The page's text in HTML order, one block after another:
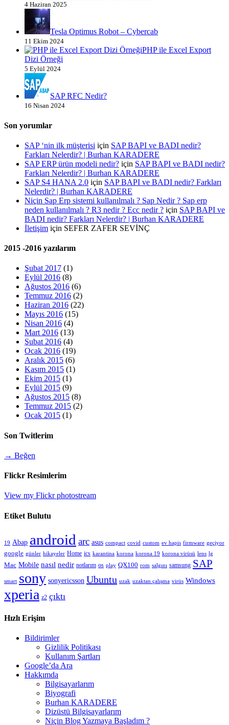
4 Haziran 2025
Tesla Optimus Robot – Cybercab
11 Ekim 2024
PHP ile Excel Export
Dizi Örneği
5 Eylül 2024
SAP RFC Nedir?
16 Nisan 2024
Son yorumlar
SAP ‘nin ilk müşterisi için SAP BAPI ve BADI nedir?
Farkları Nelerdir? | Burhan KARADERE
SAP ERP ürün modeli nedir? için SAP BAPI ve BADI nedir?
Farkları Nelerdir? | Burhan KARADERE
SAP S4 HANA 2.0 için SAP BAPI ve BADI nedir? Farkları
Nelerdir? | Burhan KARADERE
Niçin Sap Erp sistemi kullanılmalı ? Sap Nedir ? Sap erp
neden kullanılmalı ? R3 nedir ? Ecc nedir ? için SAP BAPI ve
BADI nedir? Farkları Nelerdir? | Burhan KARADERE
İletişim için SEFER ZAFER SEVİNÇ
2015 -2016 yazılarım
Şubat 2017 (1)
Eylül 2016 (8)
Ağustos 2016 (6)
Temmuz 2016 (2)
Haziran 2016 (22)
Mayıs 2016 (15)
Nisan 2016 (4)
Mart 2016 (13)
Şubat 2016 (4)
Ocak 2016 (19)
Aralık 2015 (6)
Kasım 2015 (1)
Ekim 2015 (1)
Eylül 2015 (9)
Ağustos 2015 (8)
Temmuz 2015 (2)
Ocak 2015 (1)
Son Twitlerim
→ Beğen
Flickr Resimlerim
View my Flickr photostream
Etiket Bulutu
19 Abap android arc asus compact covid custom ev hapis firmware geçiyor
google günler hikayeler Home ics karantina korona korona 19 korona virüsü lens lg
Mac Mobile nasıl nedir notlarım os play QX100 rom salgını samsung SAP
smart sony sonyericsson Ubuntu uzak uzaktan çalışma virüs Windows
xperia z2 çıktı
Hızlı Erişim
Bildirimler
Gizlilik Politikası
Kullanım Şartları
Google’da Ara
Hakkımda
Bilgisayarlarım
Biyografi
Burhan KARADERE
Dizüstü Bilgisayarlarım
Niçin Blog Yazmaya Başladım ?